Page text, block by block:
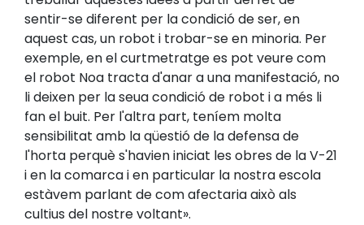
sentir-se diferent per la condició de ser, en
aquest cas, un robot i trobar-se en minoria. Per
exemple, en el curtmetratge es pot veure com
el robot Noa tracta d'anar a una manifestació, no
li deixen per la seua condició de robot i a més li
fan el buit. Per l'altra part, teníem molta
sensibilitat amb la qüestió de la defensa de
l'horta perquè s'havien iniciat les obres de la V-21
i en la comarca i en particular la nostra escola
estàvem parlant de com afectaria això als
cultius del nostre voltant».